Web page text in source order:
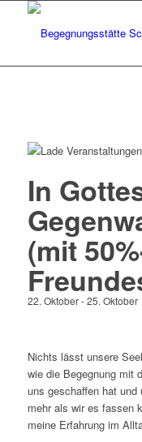
In
(mit
22. Oktober-25. Oktober
Nichts lässt unsere
wie die Begegnung mit
uns geschaffen hat und
mehr als wir es fassen
meine Erfahrung im